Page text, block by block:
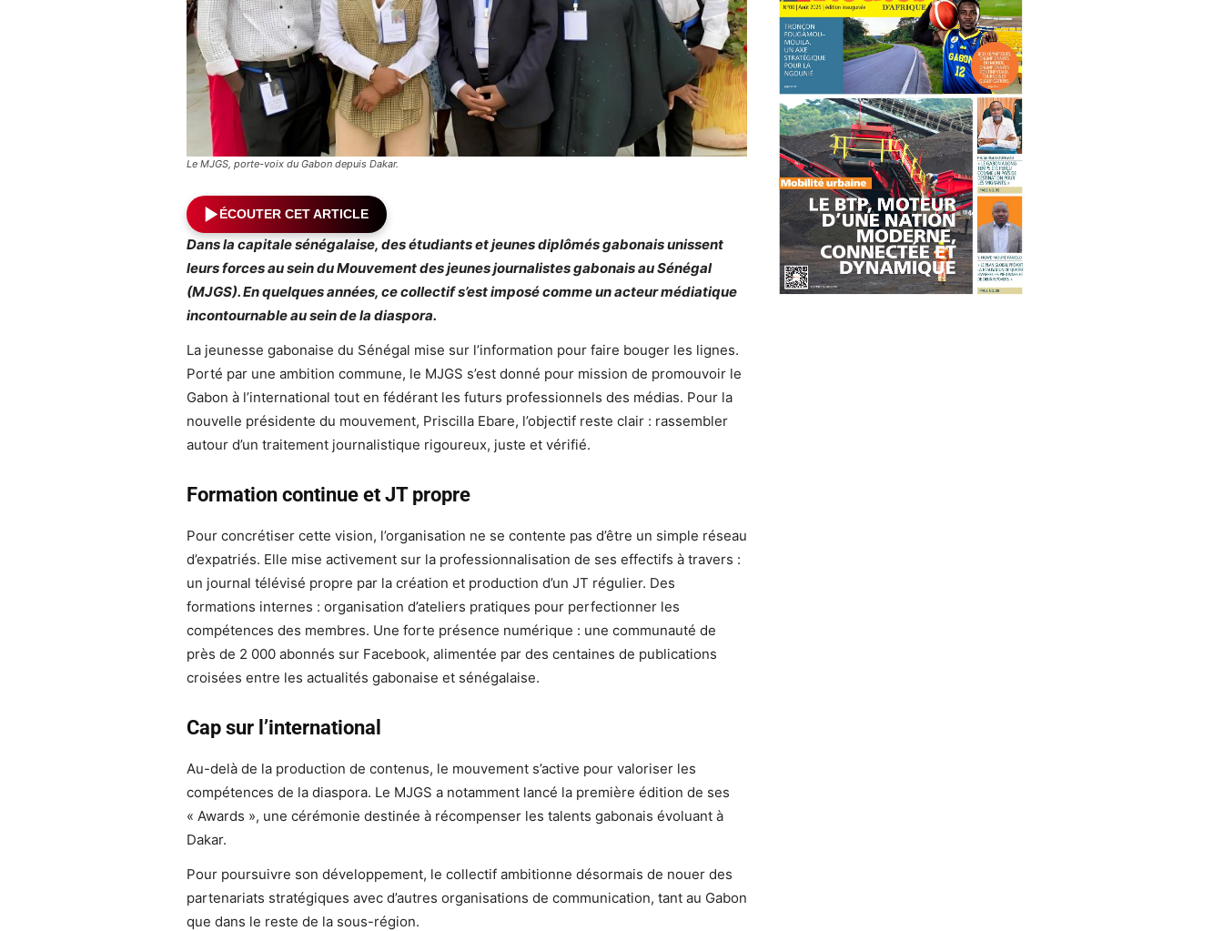
Le MJGS, porte-voix du Gabon depuis Dakar.
ÉCOUTER CET ARTICLE
Dans la capitale sénégalaise, des étudiants et jeunes diplômés gabonais unissent
leurs forces au sein du Mouvement des jeunes journalistes gabonais au Sénégal
(MJGS). En quelques années, ce collectif s’est imposé comme un acteur médiatique
incontournable au sein de la diaspora.
La jeunesse gabonaise du Sénégal mise sur l’information pour faire bouger les lignes.
Porté par une ambition commune, le MJGS s’est donné pour mission de promouvoir le
Gabon à l’international tout en fédérant les futurs professionnels des médias. Pour la
nouvelle présidente du mouvement, Priscilla Ebare, l’objectif reste clair : rassembler
autour d’un traitement journalistique rigoureux, juste et vérifié.
Formation continue et JT propre
Pour concrétiser cette vision, l’organisation ne se contente pas d’être un simple réseau
d’expatriés. Elle mise activement sur la professionnalisation de ses effectifs à travers :
un journal télévisé propre par la création et production d’un JT régulier. Des
formations internes : organisation d’ateliers pratiques pour perfectionner les
compétences des membres. Une forte présence numérique : une communauté de
près de 2 000 abonnés sur Facebook, alimentée par des centaines de publications
croisées entre les actualités gabonaise et sénégalaise.
Cap surl’international
Au-delà de la production de contenus, le mouvement s’active pour valoriser les
compétences de la diaspora. Le MJGS a notamment lancé la première édition de ses
« Awards », une cérémonie destinée à récompenser les talents gabonais évoluant à
Dakar.
Pour poursuivre son développement, le collectif ambitionne désormais de nouer des
partenariats stratégiques avec d’autres organisations de communication, tant au Gabon
que dans le reste de la sous-région.